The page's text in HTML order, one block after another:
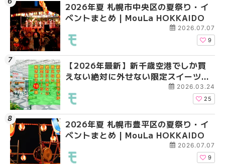
2026年夏 札幌市中央区の夏祭り・イ
ベントまとめ | MouLa HOKKAIDO
2026.07.07
9
【2026年最新】新千歳空港でしか買
えない絶対に外せない限定スイーツ・
焼き菓子18選 | MouLa HOKKAIDO
2026.03.24
25
2026年夏 札幌市豊平区の夏祭り・イ
ベントまとめ | MouLa HOKKAIDO
2026.07.07
9
2026年夏 札幌市清田
ベントまとめ |
2026年夏 札幌市南区
ントまとめ | MouLa
2026年夏 札幌市豊平
ベントまとめ |
札幌の麻辣湯（マーラ
め専門店6選！本場の
新店まで徹底比較 |
2026年夏 札幌市清田
ベントまとめ |
【2026年最新】新千
えない絶対に外せない
焼き菓子18選 |